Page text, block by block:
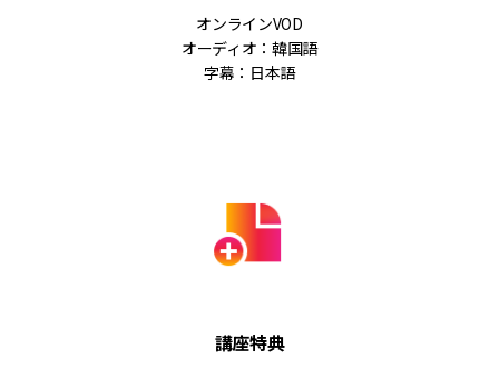
オンラインVOD
オーディオ：韓国語
字幕：日本語
講座特典